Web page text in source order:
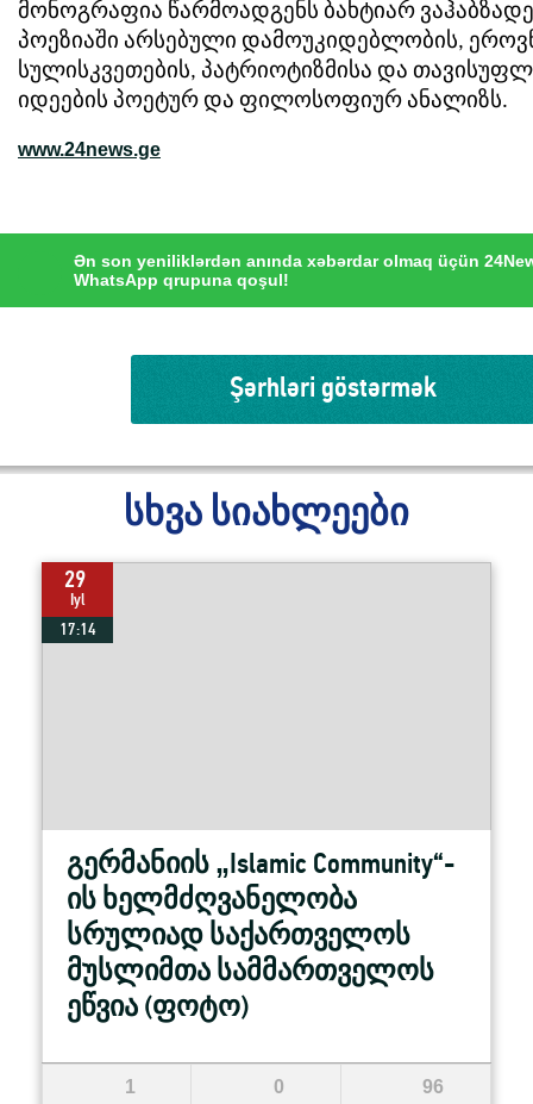
მონოგრაფია წარმოადგენს ბახტიარ
პოეზიაში არსებული დამოუკიდებლობის,
სულისკვეთების, პატრიოტიზმისა და
იდეების პოეტურ და ფილოსოფიურ ანალიზს.
www.24news.ge
Ən son yeniliklərdən anında xəbərdar olmaq üçün
WhatsApp qrupuna qoşul!
Şərhləri göstərmək
სხვა სიახლეები
29
Iyl
17:14
გერმანიის „Islamic Community“-
ის ხელმძღვანელობა
სრულიად საქართველოს
მუსლიმთა სამმართველოს
ეწვია (ფოტო)
1 0 96